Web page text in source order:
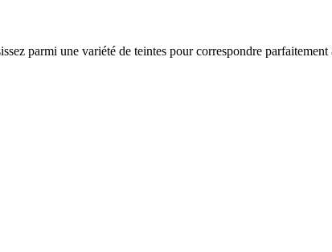
parmi une variété de teintes pour correspondre